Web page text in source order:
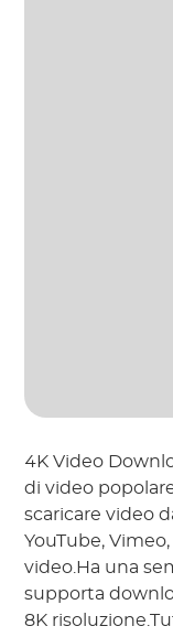
4K Video
di video
scaricare video
YouTube,
video.Ha una
supporta
8K